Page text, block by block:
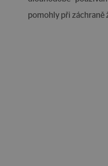
pomohly při záchraně